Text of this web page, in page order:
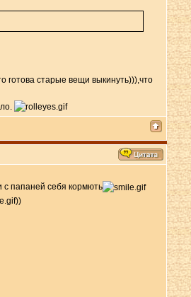
готова старые вещи выкинуть))),что
с папаней себя кормють
))